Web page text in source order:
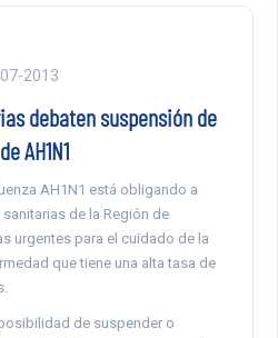
2013
debaten suspensión de
AH1N1
AH1N1 está obligando a
de la Región de
urgentes para el cuidado de la
que tiene una alta tasa de
de suspender o